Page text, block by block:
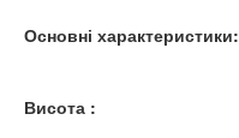
Основні характеристики:
Висота :